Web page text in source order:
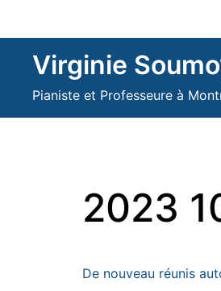
contentVirginie
Pianiste et Professeure à
2023
De nouveau réunis